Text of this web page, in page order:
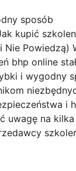
sposób
kupić
Nie Powiedzą)
bhp online
i wygodny
i
uwagę na